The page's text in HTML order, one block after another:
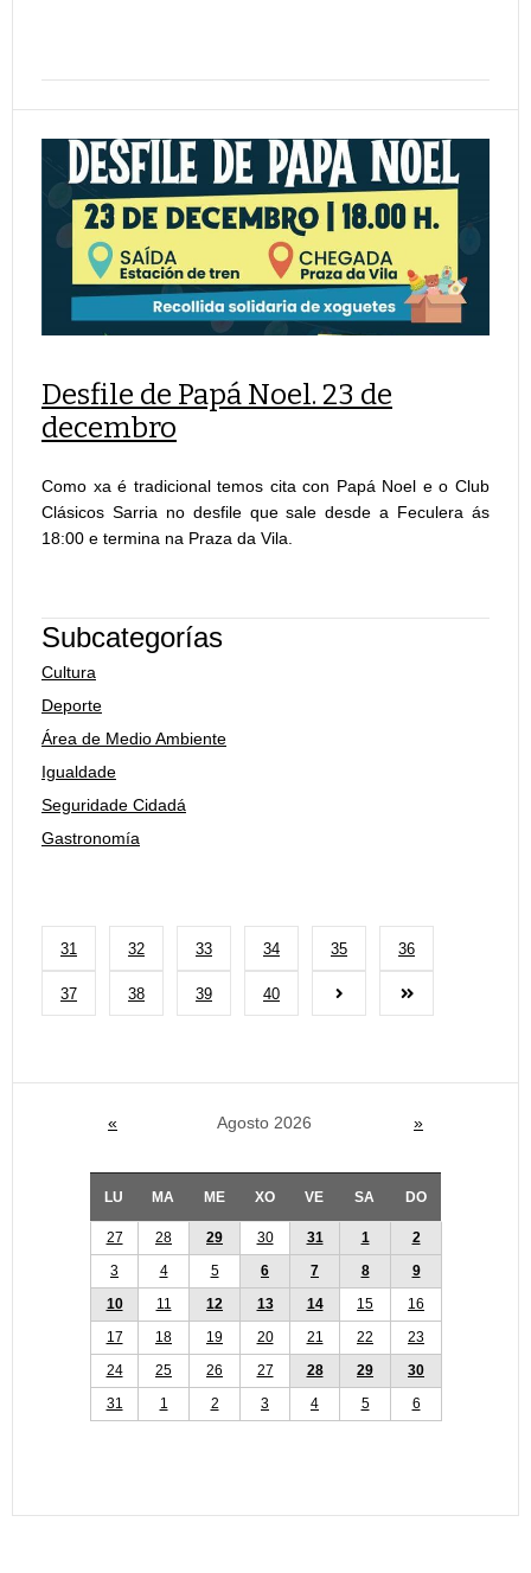
Desfile de Papá Noel. 23 de
decembro
Como xa é tradicional temos cita con Papá Noel e o Club
Clásicos Sarria no desfile que sale desde a Feculera ás
18:00 e termina na Praza da Vila.
Subcategorías
Cultura
Deporte
Área de Medio Ambiente
Igualdade
Seguridade Cidadá
Gastronomía
31 32 33 34 35 36
37 38 39 40
« Agosto 2026 »
LU MA ME XO VE SA DO
27 28 29 30 31 1
2
3
4 5 6 7 8
9
10
11 12 13 14 15
16
17
18 19 20 21 22
23
24
25 26 27 28 29
30
31
1 2 3 4 5 6